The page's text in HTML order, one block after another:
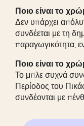
Ποιο είναι το
Δεν υπάρχει
συνδέεται με τη
παραγωγικότητα,
Ποιο είναι το
Το μπλε συχνά
Περίοδος του
συνδέονται με